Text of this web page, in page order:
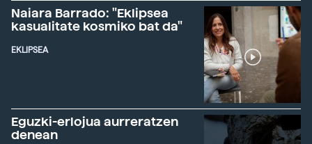
Naiara Barrado: "Eklipsea
kasualitate kosmiko bat da"
EKLIPSEA
Eguzki-erlojua aurreratzen
denean